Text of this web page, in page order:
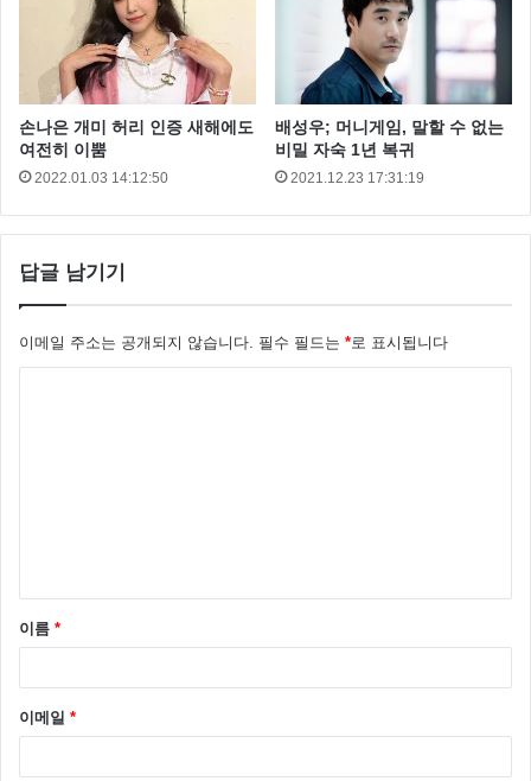
날, 오만과 편견, 딱 너 같은 딸, 오마이비너스, 리멤버
아들의 전쟁 등에 출연하면서 인지도를 높이고 있습니
다.
회사 소속 동갑이다 보니 친한 동료 일 뿐 사귀는 사이
는 아니다” 라고 밝혔습니다.
손나은 개미 허리 인증 새해에도
여전히 이뿜
2022.01.03 14:12:50
배성우; 머니게임, 말할 수 없는
비밀 자숙 1년 복귀
2021.12.23 17:31:19
답글 남기기
이메일 주소는 공개되지 않습니다. 필수 필드는 *로 표시됩니다
이름 *
이메일 *